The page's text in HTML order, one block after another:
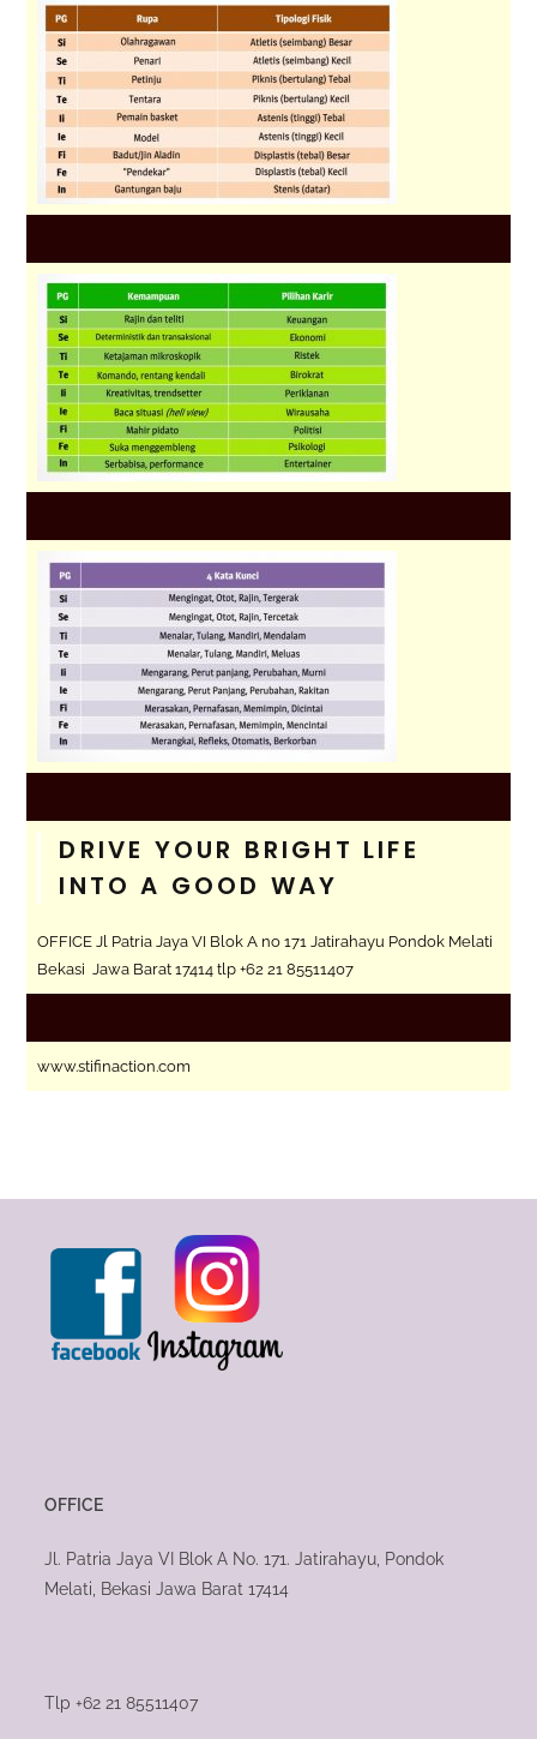
DRIVE YOUR BRIGHT LIFE
INTO A GOOD WAY
OFFICE Jl Patria Jaya VI Blok A no 171 Jatirahayu Pondok Melati
Bekasi Jawa Barat 17414 tlp +62 21 85511407
www.stifinaction.com
OFFICE
Jl. Patria Jaya VI Blok A No. 171. Jatirahayu, Pondok
Melati, Bekasi Jawa Barat 17414
Tlp +62 21 85511407